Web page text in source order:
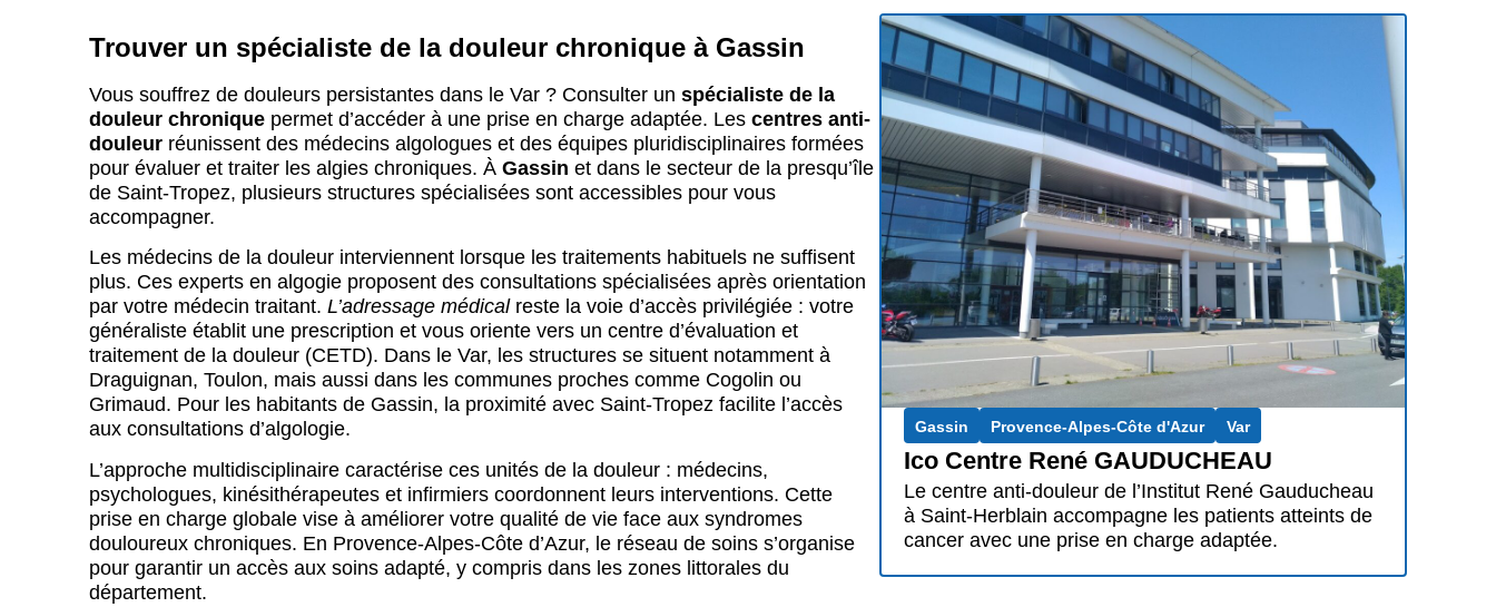
Trouver un spécialiste de la douleur chronique à Gassin
Vous souffrez de douleurs persistantes dans le Var ? Consulter un spécialiste de la
douleur chronique permet d’accéder à une prise en charge adaptée. Les centres anti-
douleur réunissent des médecins algologues et des équipes pluridisciplinaires formées
pour évaluer et traiter les algies chroniques. À Gassin et dans le secteur de la presqu’île
de Saint-Tropez, plusieurs structures spécialisées sont accessibles pour vous
accompagner.
Les médecins de la douleur interviennent lorsque les traitements habituels ne suffisent
plus. Ces experts en algogie proposent des consultations spécialisées après orientation
par votre médecin traitant. L’adressage médicalreste la voie d’accès privilégiée : votre
généraliste établit une prescription et vous oriente vers un centre d’évaluation et
traitement de la douleur (CETD). Dans le Var, les structures se situent notamment à
Draguignan, Toulon, mais aussi dans les communes proches comme Cogolin ou
Grimaud. Pour les habitants de Gassin, la proximité avec Saint-Tropez facilite l’accès
aux consultations d’algologie.
L’approche multidisciplinaire caractérise ces unités de la douleur : médecins,
psychologues, kinésithérapeutes et infirmiers coordonnent leurs interventions. Cette
prise en charge globale vise à améliorer votre qualité de vie face aux syndromes
douloureux chroniques. En Provence-Alpes-Côte d’Azur, le réseau de soins s’organise
pour garantir un accès aux soins adapté, y compris dans les zones littorales du
département.
Gassin Provence-Alpes-Côte d'Azur Var
Ico Centre René GAUDUCHEAU
Le centre anti-douleur de l’Institut René Gauducheau
à Saint-Herblain accompagne les patients atteints de
cancer avec une prise en charge adaptée.